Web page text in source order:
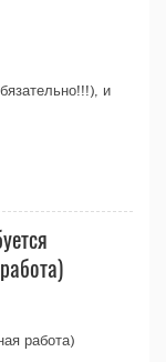
и
работа)